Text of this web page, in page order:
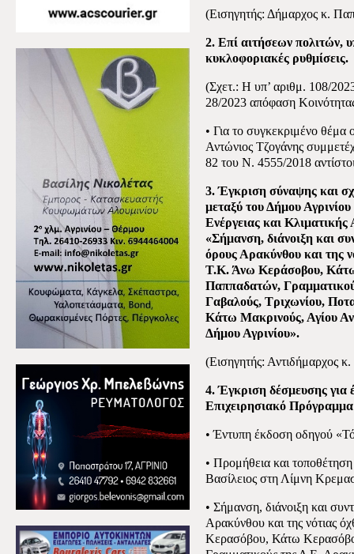
(Εισηγητής: Δήμαρχος κ.
2. Επί αιτήσεων πολιτών,
κυκλοφοριακές ρυθμίσεις.
(Σχετ.: Η υπ’ αριθμ. 108/
28/2023 απόφαση
• Για το συγκεκριμένο θέμα
Αντώνιος Τζογάνης
82 του Ν. 4555/2018
3. Έγκριση σύναψης και
μεταξύ του Δήμου
Ενέργειας και
«Σήμανση, διάνοιξη και
όρους Αρακύνθου και της
Τ.Κ. Άνω Κεράσοβου,
Παππαδατών,
Γαβαλούς, Τριχωνίου,
Κάτω Μακρινούς, Αγίου
Δήμου Αγρινίου».
(Εισηγητής: Αντιδήμαρχος
4. Έγκριση δέσμευσης για
Επιχειρησιακό
• Έντυπη έκδοση οδηγού
• Προμήθεια και
Βασίλειος στη Λίμνη
• Σήμανση, διάνοιξη και
Αρακύνθου και της νότιας
Κερασόβου, Κάτω